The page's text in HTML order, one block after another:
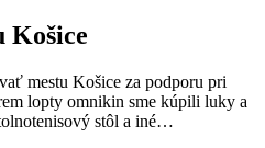
Košice
mestu Košice za podporu pri
lopty omnikin sme kúpili luky a
stôl a iné…